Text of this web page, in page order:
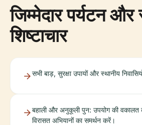
जिम्मेदार पर्यटन और
शिष्टाचार
सभी बाड़, सुरक्षा उपायों और स्थानीय
बहाली और अनुकूली पुन: उपयोग की वकालत
विरासत अभियानों का समर्थन करें।